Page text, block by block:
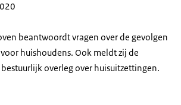
beantwoordt vragen over de gevolgen
huishoudens. Ook meldt zij de
overleg over huisuitzettingen.